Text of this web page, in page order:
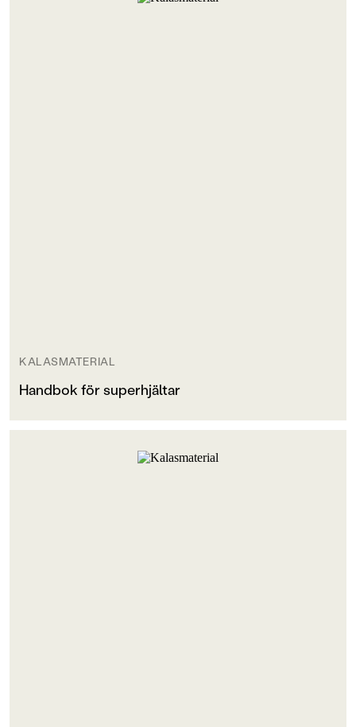
KALASMATERIAL
Handbok för superhjältar